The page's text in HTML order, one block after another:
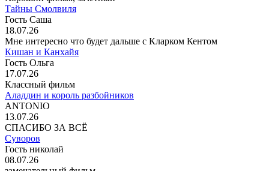
Тайны Смолвиля
Гость Саша
18.07.26
Мне интересно что будет дальше с Кларком Кентом
Кишан и Канхайя
Гость Ольга
17.07.26
Классный фильм
Аладдин и король разбойников
ANTONIO
13.07.26
СПАСИБО ЗА ВСЁ
Суворов
Гость николай
08.07.26